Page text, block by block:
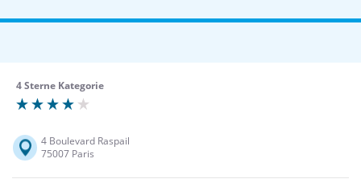
4 Sterne Kategorie
4 Boulevard Raspail
75007 Paris